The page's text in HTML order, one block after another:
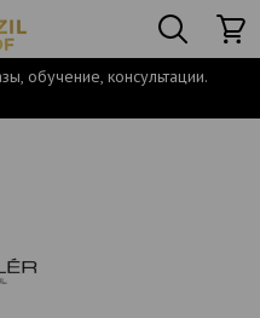
обучение, консультации.